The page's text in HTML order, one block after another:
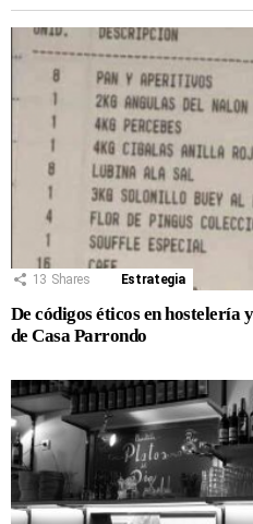
13 Shares Estrategia
De códigos éticos en hostelería
de Casa Parrondo